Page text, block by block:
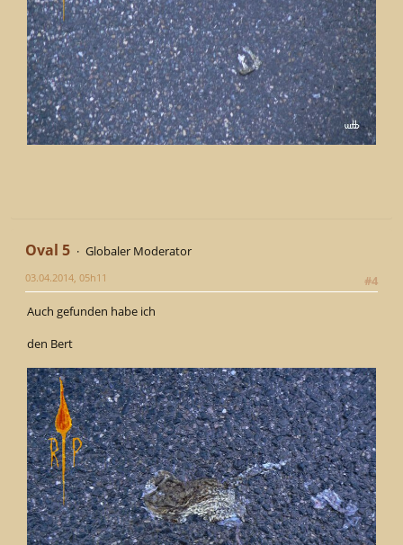
Oval 5
Globaler Moderator
#4
03.04.2014, 05h11
Auch gefunden habe ich
den Bert